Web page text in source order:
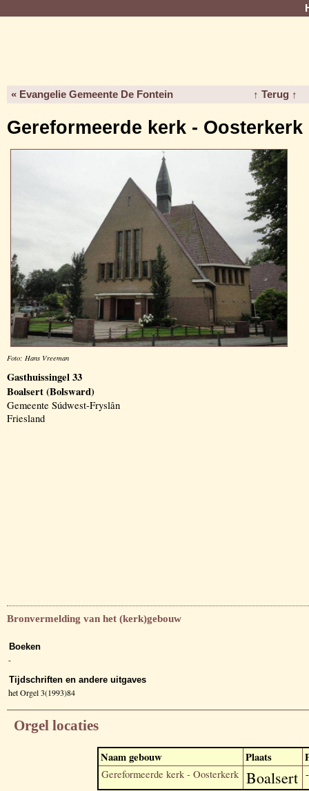
« Evangelie Gemeente De Fontein ↑ Terug ↑
Gereformeerde kerk - Oosterkerk
Foto: Hans Vreeman
Gasthuissingel 33
Boalsert (Bolsward)
Gemeente Súdwest-Fryslân
Friesland
Bronvermelding van het (kerk)gebouw
Boeken
-
Tijdschriften en andere uitgaves
het Orgel 3(1993)84
Orgel locaties
Naam gebouw Plaats
Gereformeerde kerk - Oosterkerk Boalsert -